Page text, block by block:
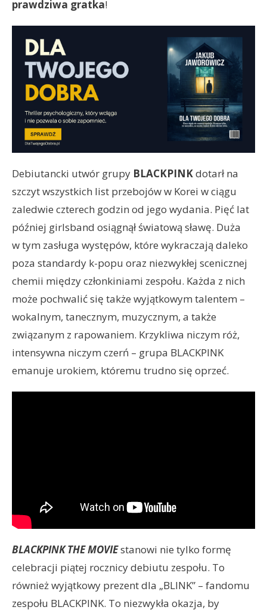
prawdziwa gratka!
Debiutancki utwór grupy BLACKPINKdotarł na
szczyt wszystkich list przebojów w Korei w ciągu
zaledwie czterech godzin od jego wydania. Pięć lat
później girlsband osiągnął światową sławę. Duża
w tym zasługa występów, które wykraczają daleko
poza standardy k-popu oraz niezwykłej scenicznej
chemii między członkiniami zespołu. Każda z nich
może pochwalić się także wyjątkowym talentem –
wokalnym, tanecznym, muzycznym, a także
związanym z rapowaniem. Krzykliwa niczym róż,
intensywna niczym czerń – grupa BLACKPINK
emanuje urokiem, któremu trudno się oprzeć.
BLACKPINK THE MOVIEstanowi nie tylko formę
celebracji piątej rocznicy debiutu zespołu. To
również wyjątkowy prezent dla „BLINK” – fandomu
zespołu BLACKPINK. To niezwykła okazja, by